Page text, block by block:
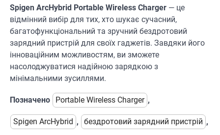
Spigen ArcHybrid Portable Wireless Charger — це
відмінний вибір для тих, хто шукає сучасний,
багатофункціональний та зручний бездротовий
зарядний пристрій для своїх гаджетів. Завдяки його
інноваційним можливостям, ви зможете
насолоджуватися надійною зарядкою з
мінімальними зусиллями.
Позначено Portable Wireless Charger ,
Spigen ArcHybrid , бездротовий зарядний пристрій ,